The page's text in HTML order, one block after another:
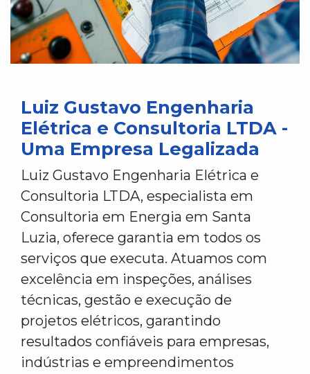
Luiz Gustavo Engenharia
Elétrica e Consultoria LTDA -
Uma Empresa Legalizada
Luiz Gustavo Engenharia Elétrica e
Consultoria LTDA, especialista em
Consultoria em Energia em Santa
Luzia, oferece garantia em todos os
serviços que executa. Atuamos com
excelência em inspeções, análises
técnicas, gestão e execução de
projetos elétricos, garantindo
resultados confiáveis para empresas,
indústrias e empreendimentos